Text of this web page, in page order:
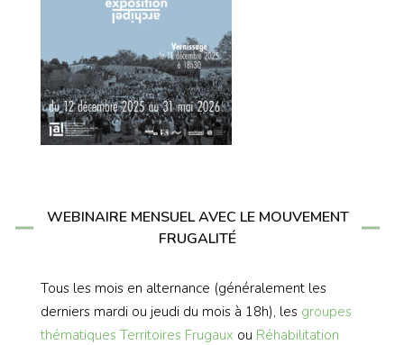
WEBINAIRE MENSUEL AVEC LE MOUVEMENT
FRUGALITÉ
Tous les mois en alternance (généralement les
derniers mardi ou jeudi du mois à 18h), les groupes
thématiques Territoires Frugaux ou Réhabilitation